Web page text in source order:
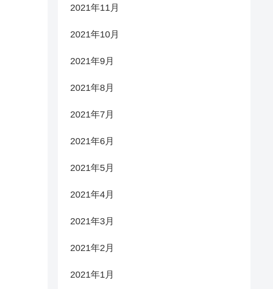
2021年11月
2021年10月
2021年9月
2021年8月
2021年7月
2021年6月
2021年5月
2021年4月
2021年3月
2021年2月
2021年1月